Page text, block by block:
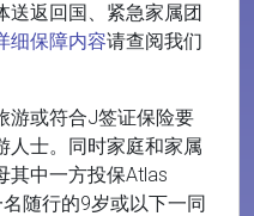
送返回国、紧急家属团
细保障内容请查阅我们
游或符合J签证保险要
人士。同时家庭和家属
其中一方投保Atlas
随行的9岁或以下一同